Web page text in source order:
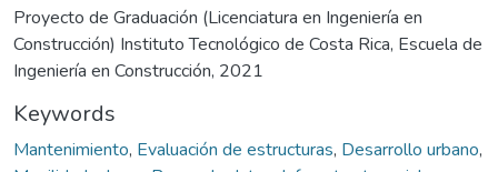
Proyecto de Graduación (Licenciatura en Ingeniería en
Construcción) Instituto Tecnológico de Costa Rica, Escuela de
Ingeniería en Construcción, 2021
Keywords
Mantenimiento, Evaluación de estructuras, Desarrollo urbano,